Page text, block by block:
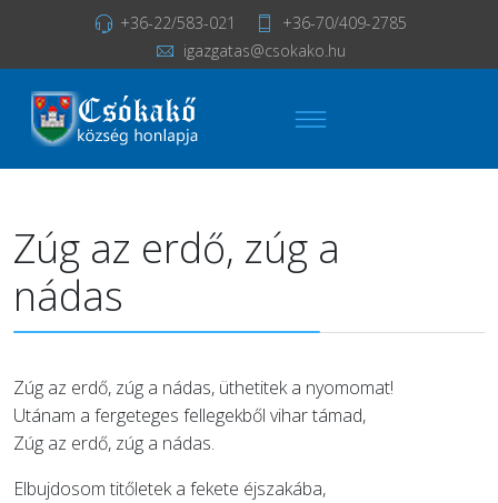
+36-22/583-021
+36-70/409-2785
igazgatas@csokako.hu
Zúg az erdő, zúg a
nádas
Zúg az erdő, zúg a nádas, üthetitek a nyomomat!
Utánam a fergeteges fellegekből vihar támad,
Zúg az erdő, zúg a nádas.
Elbujdosom titőletek a fekete éjszakába,